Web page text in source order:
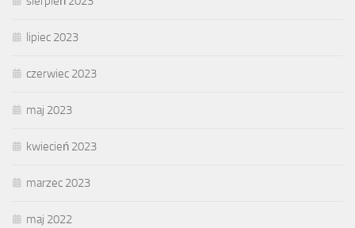
lipiec 2023
czerwiec 2023
maj 2023
kwiecień 2023
marzec 2023
maj 2022